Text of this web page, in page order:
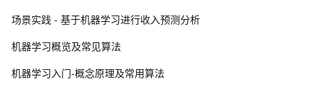
Network) 、马尔科夫(Markov) 和主题模型(T M)1
10FFA 2021 专场解读 - 生产实践 / 机器学习
场景实践 - 基于机器学习进行收入预测分析
机器学习概览及常见算法
机器学习入门-概念原理及常用算法